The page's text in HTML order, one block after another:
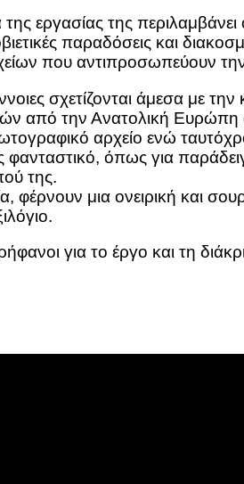
της εργασίας της
παραδόσεις και
που αντιπροσωπεύουν
σχετίζονται άμεσα με
από την Ανατολική Ευρώπη
αρχείο ενώ
όπως για
της.
φέρνουν μια ονειρική και
για το έργο και τη